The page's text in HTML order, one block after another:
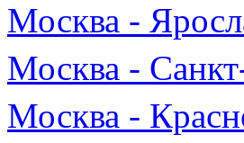
Москва -
Москва -
Москва -